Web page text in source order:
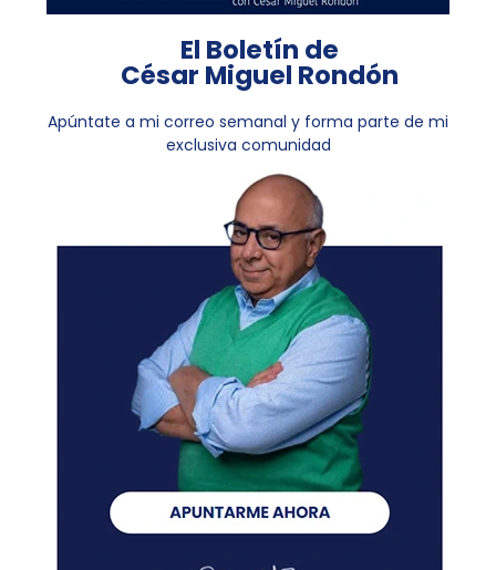
El Boletín de
César Miguel Rondón
Apúntate a mi correo semanal y forma parte de mi
exclusiva comunidad